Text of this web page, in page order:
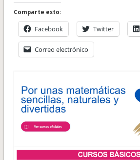
Comparte esto:
Facebook Twitter
Correo electrónico